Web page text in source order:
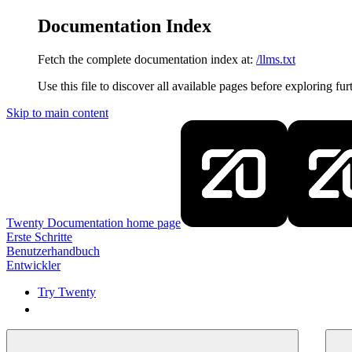
Documentation Index
Fetch the complete documentation index at: /llms.txt
Use this file to discover all available pages before exploring
Skip to main content
Twenty Documentation home page
Erste Schritte
Benutzerhandbuch
Entwickler
Try Twenty